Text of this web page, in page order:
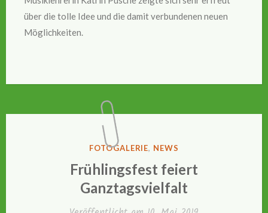
über die tolle Idee und die damit verbundenen neuen
Möglichkeiten.
VERÖFFENTLICHT
FOTOGALERIE, NEWS
Frühlingsfest feiert
Ganztagsvielfalt